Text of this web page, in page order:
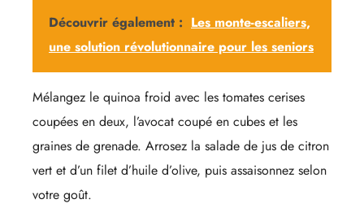
Découvrir également : Les monte-escaliers,
une solution révolutionnaire pour les seniors
Mélangez le quinoa froid avec les tomates cerises
coupées en deux, l’avocat coupé en cubes et les
graines de grenade. Arrosez la salade de jus de citron
vert et d’un filet d’huile d’olive, puis assaisonnez selon
votre goût.